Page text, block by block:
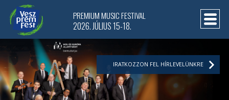
PREMIUM MUSIC FESTIVAL
2026. JÚLIUS 15-18.
IRATKOZZON FEL HÍRLEVELÜNKRE